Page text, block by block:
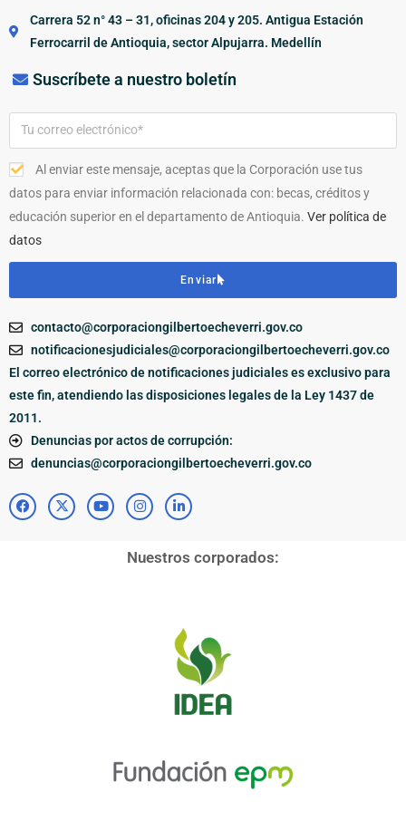
Carrera 52 n° 43 – 31, oficinas 204 y 205. Antigua Estación
Ferrocarril de Antioquia, sector Alpujarra. Medellín
Suscríbete a nuestro boletín
Al enviar este mensaje, aceptas que la Corporación use tus
datos para enviar información relacionada con: becas, créditos y
educación superior en el departamento de Antioquia. Ver política de
datos
Enviar
contacto@corporaciongilbertoecheverri.gov.co
notificacionesjudiciales@corporaciongilbertoecheverri.gov.co
El correo electrónico de notificaciones judiciales es exclusivo para
este fin, atendiendo las disposiciones legales de la Ley 1437 de
2011.
Denuncias por actos de corrupción:
denuncias@corporaciongilbertoecheverri.gov.co
Nuestros corporados: